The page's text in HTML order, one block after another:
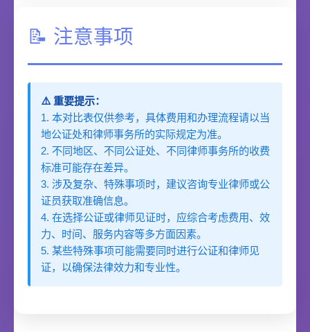
📝 注意事项
⚠️ 重要提示：
1. 本对比表仅供参考，具体费用和办理流程请以当
地公证处和律师事务所的实际规定为准。
2. 不同地区、不同公证处、不同律师事务所的收费
标准可能存在差异。
3. 涉及复杂、特殊事项时，建议咨询专业律师或公
证员获取准确信息。
4. 在选择公证或律师见证时，应综合考虑费用、效
力、时间、服务内容等多方面因素。
5. 某些特殊事项可能需要同时进行公证和律师见
证，以确保法律效力和专业性。